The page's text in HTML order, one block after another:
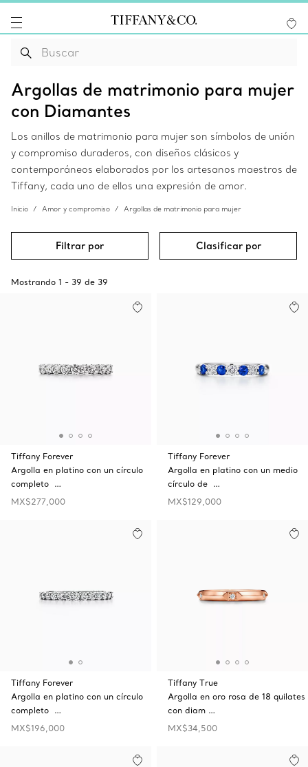
Argollas de matrimonio para mujer
con Diamantes
Los anillos de matrimonio para mujer son símbolos de unión
y compromiso duraderos, con diseños clásicos y
contemporáneos elaborados por los artesanos maestros de
Tiffany, cada uno de ellos una expresión de amor.
Inicio Amor y compromiso Argollas de matrimonio para mujer
Filtrar por Clasificar por
Mostrando 1 - 39 de 39
Tiffany Forever
Argolla en platino con un círculo
completo …
MX$277,000
Tiffany Forever
Argolla en platino con un medio
círculo de …
MX$129,000
Tiffany Forever
Argolla en platino con un círculo
completo …
MX$196,000
Tiffany True
Argolla en oro rosa de 18 quilates
con diam …
MX$34,500